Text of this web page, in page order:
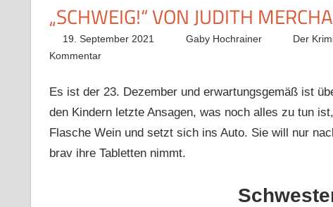
„SCHWEIG!“ VON JUDITH
19. September 2021 Gaby Hochrainer Der
Kommentar
Es ist der 23. Dezember und erwartungsgemäß ist
den Kindern letzte Ansagen, was noch alles zu tun
Flasche Wein und setzt sich ins Auto. Sie will nur
brav ihre Tabletten nimmt.